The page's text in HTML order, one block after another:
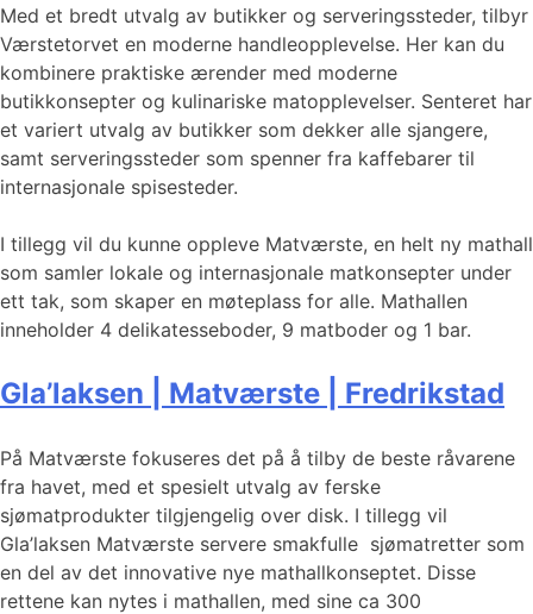
Med et bredt utvalg av butikker og serveringssteder, tilbyr
Værstetorvet en moderne handleopplevelse. Her kan du
kombinere praktiske ærender med moderne
butikkonsepter og kulinariske matopplevelser. Senteret har
et variert utvalg av butikker som dekker alle sjangere,
samt serveringssteder som spenner fra kaffebarer til
internasjonale spisesteder.
I tillegg vil du kunne oppleve Matværste, en helt ny mathall
som samler lokale og internasjonale matkonsepter under
ett tak, som skaper en møteplass for alle. Mathallen
inneholder 4 delikatesseboder, 9 matboder og 1 bar.
Gla’laksen | Matværste | Fredrikstad
På Matværste fokuseres det på å tilby de beste råvarene
fra havet, med et spesielt utvalg av ferske
sjømatprodukter tilgjengelig over disk. I tillegg vil
Gla’laksen Matværste servere smakfulle sjømatretter som
en del av det innovative nye mathallkonseptet. Disse
rettene kan nytes i mathallen, med sine ca 300